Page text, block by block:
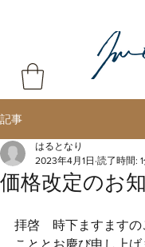
記事
価格改定のお
はるとなり
2023年4月1日 読了時間:
拝啓　時下ますますの